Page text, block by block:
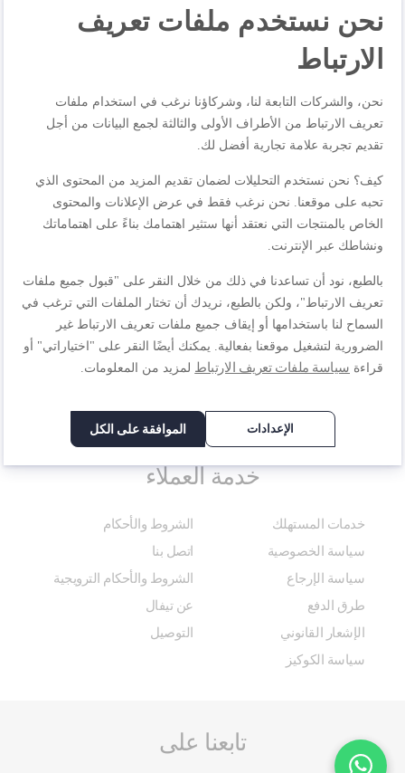
تذكرني
تسجيل الدخول
هل نسيت كلمة المرور؟
ليس لديك حساب؟
خدمة العملاء
خدمات المستهلك
الشروط والأحكام
سياسة الخصوصية
اتصل بنا
سياسة الإرجاع
الشروط والأحكام الترويجية
طرق الدفع
عن تيفال
الإشعار القانوني
التوصيل
سياسة الكوكيز
تابعنا على
نحن نستخدم ملفات تعريف
الارتباط
نحن، والشركات التابعة لنا، وشركاؤنا نرغب في استخدام ملفات
تعريف الارتباط من الأطراف الأولى والثالثة لجمع البيانات من أجل
تقديم تجربة علامة تجارية أفضل لك.
كيف؟ نحن نستخدم التحليلات لضمان تقديم المزيد من المحتوى الذي
تحبه على موقعنا. نحن نرغب فقط في عرض الإعلانات والمحتوى
الخاص بالمنتجات التي نعتقد أنها ستثير اهتمامك بناءً على اهتماماتك
ونشاطك عبر الإنترنت.
بالطبع، نود أن تساعدنا في ذلك من خلال النقر على "قبول جميع ملفات
تعريف الارتباط"، ولكن بالطبع، نريدك أن تختار الملفات التي ترغب في
السماح لنا باستخدامها أو إيقاف جميع ملفات تعريف الارتباط غير
الضرورية لتشغيل موقعنا بفعالية. يمكنك أيضًا النقر على "اختياراتي" أو
قراءة سياسة ملفات تعريف الارتباط لمزيد من المعلومات.
الإعدادات الموافقة على الكل